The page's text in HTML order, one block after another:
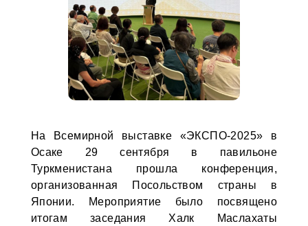
На Всемирной выставке «ЭКСПО-2025» в
Осаке 29 сентября в павильоне
Туркменистана прошла конференция,
организованная Посольством страны в
Японии. Мероприятие было посвящено
итогам заседания Халк Маслахаты